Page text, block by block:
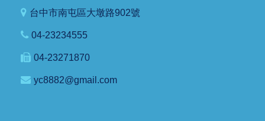
台中市南屯區大墩路902號
04-23234555
04-23271870
yc8882@gmail.com